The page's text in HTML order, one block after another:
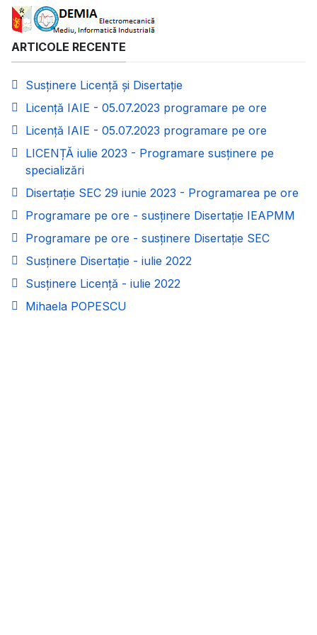
ARTICOLE RECENTE
Susținere Licență și Disertație
Licență IAIE - 05.07.2023 programare pe ore
Licență IAIE - 05.07.2023 programare pe ore
LICENȚĂ iulie 2023 - Programare susținere pe
specializări
Disertație SEC 29 iunie 2023 - Programarea pe ore
Programare pe ore - susținere Disertație IEAPMM
Programare pe ore - susținere Disertație SEC
Susținere Disertație - iulie 2022
Susținere Licență - iulie 2022
Mihaela POPESCU